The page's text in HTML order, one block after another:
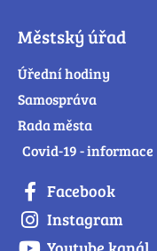
Městský úřad
Úřední hodiny
Samospráva
Rada města
Covid-19 - informace
Facebook
Instagram